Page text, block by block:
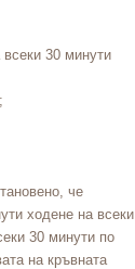
30 минути
че
ходене на всеки
30 минути по
на кръвната